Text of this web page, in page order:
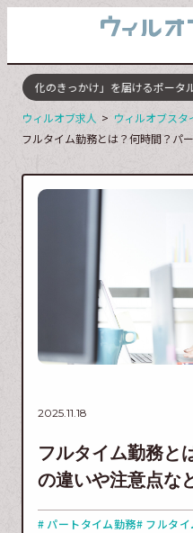
変化のきっかけ」を届けるポータ
ウィルオブ求人 ウィルオブスタ
フルタイム勤務とは？何時間？パ
2025.11.18
フルタイム勤務と
の違いや注意点な
# パートタイム勤務# フルタ